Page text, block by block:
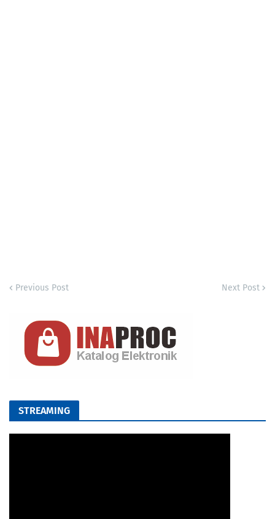
Previous Post Next Post
STREAMING